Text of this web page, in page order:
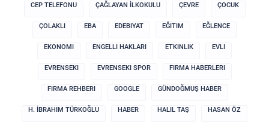
CEP TELEFONU ÇAĞLAYAN İLKOKULU ÇEVRE ÇOCUK
ÇOLAKLI EBA EDEBIYAT EĞITIM EĞLENCE
EKONOMI ENGELLI HAKLARI ETKINLIK EVLI
EVRENSEKI EVRENSEKI SPOR FIRMA HABERLERI
FIRMA REHBERI GOOGLE GÜNDOĞMUŞ HABER
H. İBRAHIM TÜRKOĞLU HABER HALIL TAŞ HASAN ÖZ